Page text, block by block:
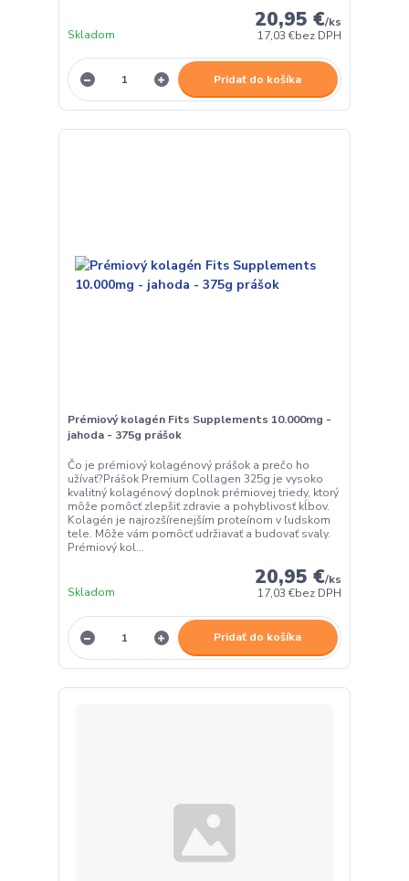
20,95 €/ks
17,03 €bez DPH
Skladom
Pridať do košíka
Prémiový kolagén Fits Supplements 10.000mg -
jahoda - 375g prášok
Čo je prémiový kolagénový prášok a prečo ho
užívať?Prášok Premium Collagen 325g je vysoko
kvalitný kolagénový doplnok prémiovej triedy, ktorý
môže pomôcť zlepšiť zdravie a pohyblivosť kĺbov.
Kolagén je najrozšírenejším proteínom v ľudskom
tele. Môže vám pomôcť udržiavať a budovať svaly.
Prémiový kol...
20,95 €/ks
17,03 €bez DPH
Skladom
Pridať do košíka